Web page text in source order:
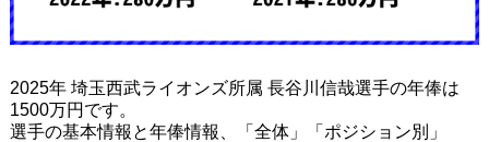
2025年 埼玉西武ライオンズ所属 長谷川信哉選手の年俸は
1500万円です。
選手の基本情報と年俸情報、「全体」「ポジション別」